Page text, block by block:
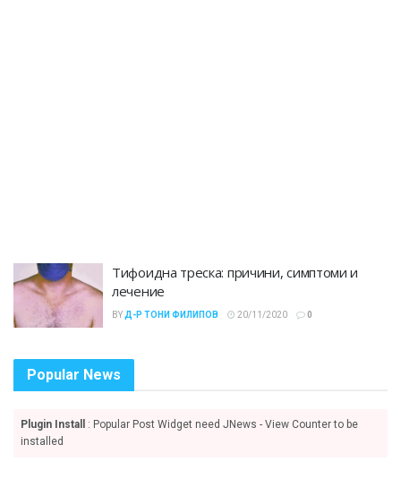
Тифоидна треска: причини, симптоми и
лечение
BY Д-Р ТОНИ ФИЛИПОВ 20/11/2020 0
Popular News
Plugin Install
: Popular Post Widget need JNews - View Counter to be
installed